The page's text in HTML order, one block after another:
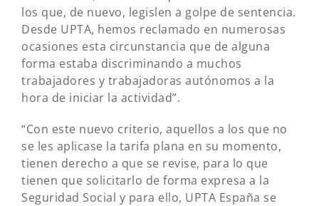
los que, de nuevo, legislen a golpe de sentencia.
Desde UPTA, hemos reclamado en numerosas
ocasiones esta circunstancia que de alguna
forma estaba discriminando a muchos
trabajadores y trabajadoras autónomos a la
hora de iniciar la actividad”.
“Con este nuevo criterio, aquellos a los que no
se les aplicase la tarifa plana en su momento,
tienen derecho a que se revise, para lo que
tienen que solicitarlo de forma expresa a la
Seguridad Social y para ello, UPTA España se